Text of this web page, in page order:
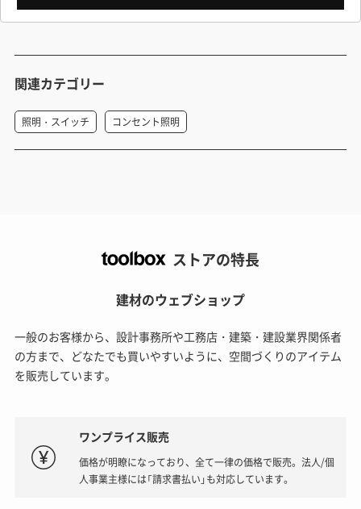
関連カテゴリー
照明・スイッチ コンセント照明
ストアの特長
建材のウェブショップ
一般のお客様から、設計事務所や工務店・建築・建設業界関係者
の方まで、どなたでも買いやすいように、空間づくりのアイテム
を販売しています。
ワンプライス販売
価格が明瞭になっており、全て一律の価格で販売。法人/個
人事業主様には「請求書払い」も対応しています。